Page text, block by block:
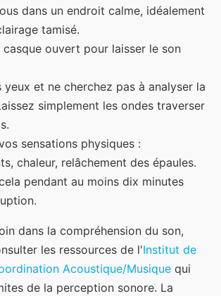
dans un endroit calme, idéalement
tamisé.
casque ouvert pour laisser le son
yeux et ne cherchez pas à analyser la
simplement les ondes traverser
sensations physiques :
chaleur, relâchement des épaules.
pendant au moins dix minutes
dans la compréhension du son,
les ressources de l'Institut de
Acoustique/Musique qui
de la perception sonore. La